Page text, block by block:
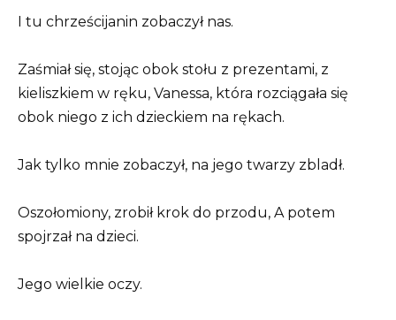
I tu chrześcijanin zobaczył nas.
Zaśmiał się, stojąc obok stołu z prezentami, z
kieliszkiem w ręku, Vanessa, która rozciągała się
obok niego z ich dzieckiem na rękach.
Jak tylko mnie zobaczył, na jego twarzy zbladł.
Oszołomiony, zrobił krok do przodu, A potem
spojrzał na dzieci.
Jego wielkie oczy.